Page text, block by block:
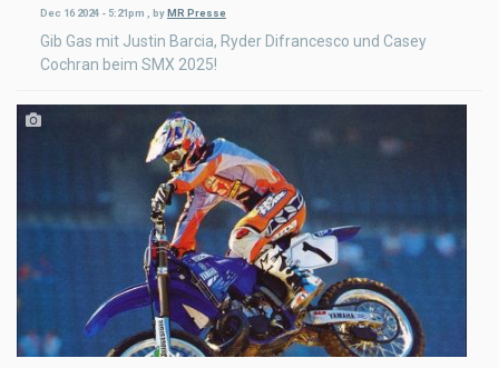
Dec 16 2024 - 5:21pm byMR Presse
Gib Gas mit Justin Barcia, Ryder Difrancesco und Casey
Cochran beim SMX 2025!